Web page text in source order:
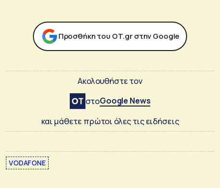
Προσθήκη του ΟΤ.gr στην Google
Ακολουθήστε τον
στοGoogle News
και μάθετε πρώτοι όλες τις ειδήσεις
VODAFONE